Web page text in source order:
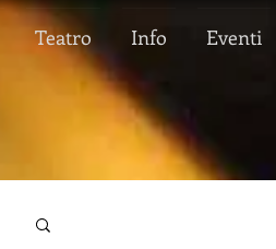
Teatro Info Eventi